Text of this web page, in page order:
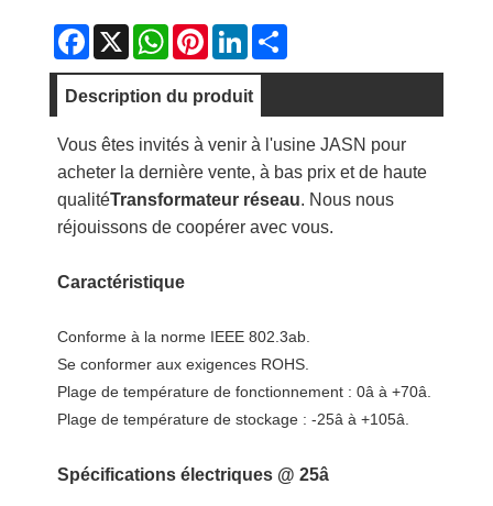
Facebook
X WhatsAppPinterestLinkedIn
Description du produit
Vous êtes invités à venir à l'usine JASN pour
acheter la dernière vente, à bas prix et de haute
qualitéTransformateur réseau. Nous nous
réjouissons de coopérer avec vous.
Caractéristique
Conforme à la norme IEEE 802.3ab.
Se conformer aux exigences ROHS.
Plage de température de fonctionnement : 0â à +70â.
Plage de température de stockage : -25â à +105â.
Spécifications électriques @ 25â